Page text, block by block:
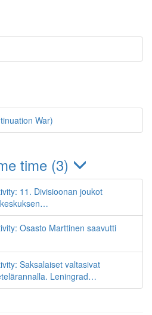
War)
time (3)
11. Divisioonan joukot
Osasto Marttinen saavutti
Saksalaiset valtasivat
Leningrad…